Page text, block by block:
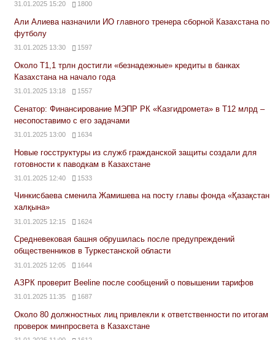
31.01.2025 15:20 1800
Али Алиева назначили ИО главного тренера сборной Казахстана по
футболу
31.01.2025 13:30 1597
Около Т1,1 трлн достигли «безнадежные» кредиты в банках
Казахстана на начало года
31.01.2025 13:18 1557
Сенатор: Финансирование МЭПР РК «Казгидромета» в Т12 млрд –
несопоставимо с его задачами
31.01.2025 13:00 1634
Новые госструктуры из служб гражданской защиты создали для
готовности к паводкам в Казахстане
31.01.2025 12:40 1533
Чинкисбаева сменила Жамишева на посту главы фонда «Қазақстан
халқына»
31.01.2025 12:15 1624
Средневековая башня обрушилась после предупреждений
общественников в Туркестанской области
31.01.2025 12:05 1644
АЗРК проверит Beeline после сообщений о повышении тарифов
31.01.2025 11:35 1687
Около 80 должностных лиц привлекли к ответственности по итогам
проверок минпросвета в Казахстане